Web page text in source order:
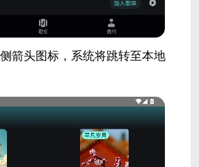
箭头图标，系统将跳转至本地